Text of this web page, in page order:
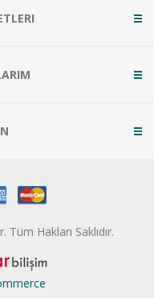
Hakları Saklıdır.